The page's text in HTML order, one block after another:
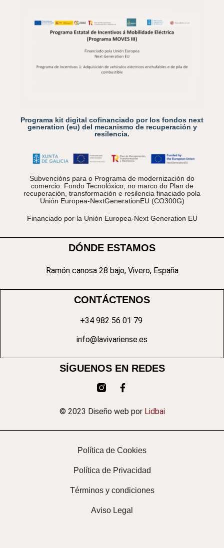
Programa kit digital cofinanciado por los fondos next
generation (eu) del mecanismo de recuperación y
resilencia.
Subvencións para o Programa de modernización do
comercio: Fondo Tecnolóxico, no marco do Plan de
recuperación, transformación e resilencia finaciado pola
Unión Europea-NextGenerationEU (CO300G)
Financiado por la Unión Europea-Next Generation EU
DÓNDE ESTAMOS
Ramón canosa 28 bajo, Vivero, España
CONTÁCTENOS
+34 982 56 01 79
info@lavivariense.es
SÍGUENOS EN REDES
© 2023 Diseño web por Lidbai
Política de Cookies
Política de Privacidad
Términos y condiciones
Aviso Legal